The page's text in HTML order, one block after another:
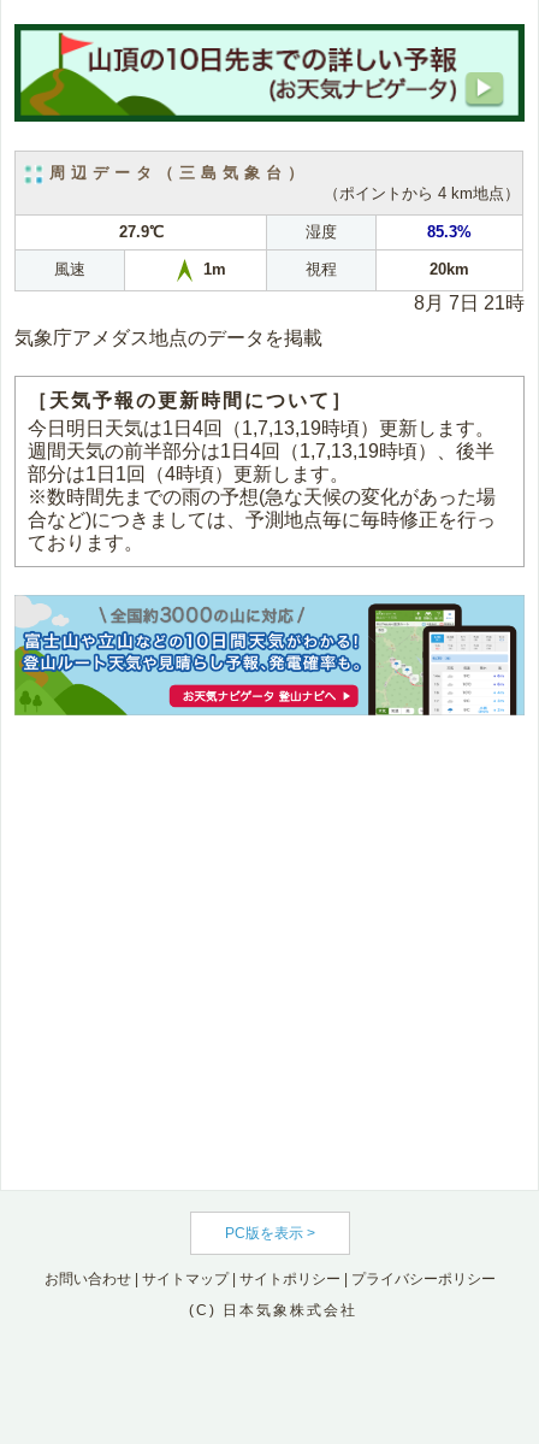
周辺データ（三島気象台）
（ポイントから 4 km地点）
27.9℃ 湿度 85.3%
風速 1m 視程 20km
8月 7日 21時
気象庁アメダス地点のデータを掲載
［天気予報の更新時間について］
今日明日天気は1日4回（1,7,13,19時頃）更新します。
週間天気の前半部分は1日4回（1,7,13,19時頃）、後半
部分は1日1回（4時頃）更新します。
※数時間先までの雨の予想(急な天候の変化があった場
合など)につきましては、予測地点毎に毎時修正を行っ
ております。
PC版を表示 >
お問い合わせ| サイトマップ| サイトポリシー
プライバシーポリシー
(C) 日本気象株式会社